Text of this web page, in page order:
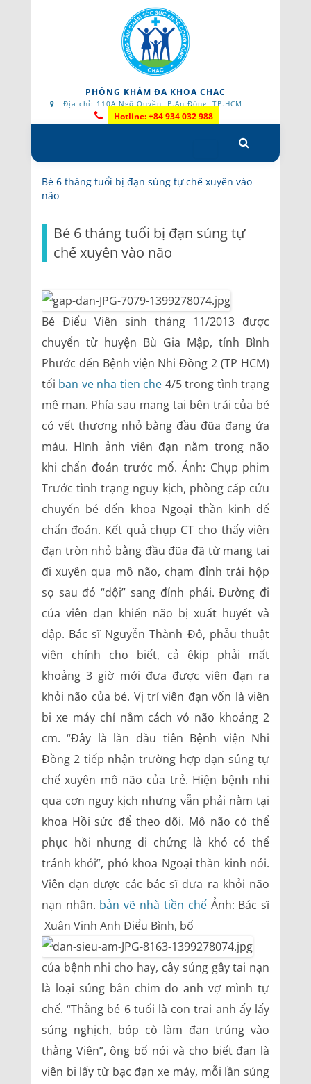
PHÒNG KHÁM ĐA KHOA CHAC
Địa chỉ: 110A Ngô Quyền, P.An Đông, TP.HCM
Hotline: +84 934 032 988
to
content
Bé 6 tháng tuổi bị đạn súng tự chế xuyên vào
não
Bé 6 tháng tuổi bị đạn súng tự
chế xuyên vào não
Bé Điểu Viên sinh tháng 11/2013 được
chuyển từ huyện Bù Gia Mập, tỉnh Bình
Phước đến Bệnh viện Nhi Đồng 2 (TP HCM)
tối ban ve nha tien che 4/5 trong tình trạng
mê man. Phía sau mang tai bên trái của bé
có vết thương nhỏ bằng đầu đũa đang ứa
máu. Hình ảnh viên đạn nằm trong não
khi chẩn đoán trước mổ. Ảnh: Chụp phim
Trước tình trạng nguy kịch, phòng cấp cứu
chuyển bé đến khoa Ngoại thần kinh để
chẩn đoán. Kết quả chụp CT cho thấy viên
đạn tròn nhỏ bằng đầu đũa đã từ mang tai
đi xuyên qua mô não, chạm đỉnh trái hộp
sọ sau đó “dội” sang đỉnh phải. Đường đi
của viên đạn khiến não bị xuất huyết và
dập. Bác sĩ Nguyễn Thành Đô, phẫu thuật
viên chính cho biết, cả êkip phải mất
khoảng 3 giờ mới đưa được viên đạn ra
khỏi não của bé. Vị trí viên đạn vốn là viên
bi xe máy chỉ nằm cách vỏ não khoảng 2
cm. “Đây là lần đầu tiên Bệnh viện Nhi
Đồng 2 tiếp nhận trường hợp đạn súng tự
chế xuyên mô não của trẻ. Hiện bệnh nhi
qua cơn nguy kịch nhưng vẫn phải nằm tại
khoa Hồi sức để theo dõi. Mô não có thể
phục hồi nhưng di chứng là khó có thể
tránh khỏi”, phó khoa Ngoại thần kinh nói.
Viên đạn được các bác sĩ đưa ra khỏi não
nạn nhân. bản vẽ nhà tiền chếẢnh: Bác sĩ
Xuân Vinh Anh Điểu Bình, bố
của bệnh nhi cho hay, cây súng gây tai nạn
là loại súng bắn chim do anh vợ mình tự
chế. “Thằng bé 6 tuổi là con trai anh ấy lấy
súng nghịch, bóp cò làm đạn trúng vào
thằng Viên”, ông bố nói và cho biết đạn là
viên bi lấy từ bạc đạn xe máy, mỗi lần súng